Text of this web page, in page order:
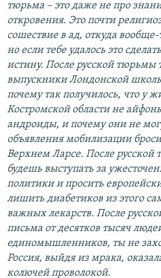
тюрьма – это даже не про
откровения. Это почти
сошествие в ад, откуда
но если тебе удалось это
истину. После русской тюрьмы
выпускники Лондонской
почему так получилось, что у
Костромской области не
андроиды, и почему они не
объявления мобилизации
Верхнем Ларсе. После
будешь выступать за
политики и просить
лишить диабетиков из этого
важных лекарств. После
письма от десятков тысяч
единомышленников, ты не
Россия, выйдя из мрака,
колючей проволокой.